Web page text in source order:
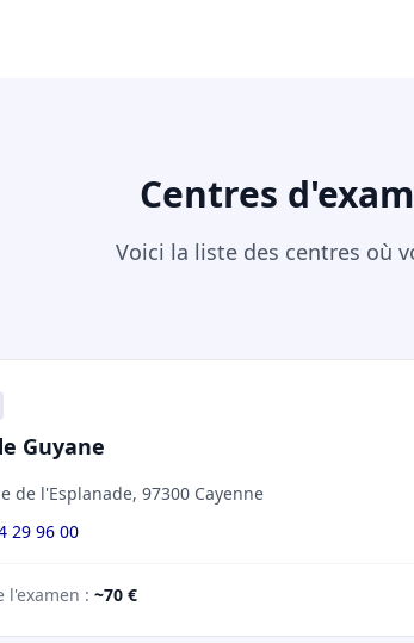
Centres
Voici la liste des centres où
Guyane
de l'Esplanade, 97300 Cayenne
29 96 00
l'examen : ~70 €